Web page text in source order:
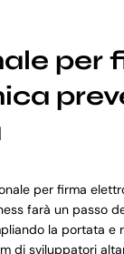
per
per firma
farà un passo
la portata e
di sviluppatori